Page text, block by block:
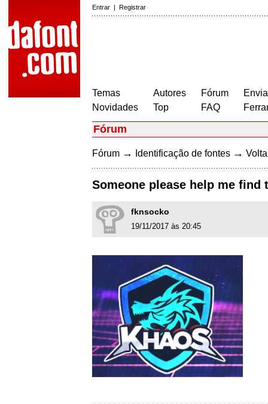
Entrar | Registrar
Temas
Novidades
Autores
Top
Fórum
FAQ
Fórum
Fórum → Identificação de fontes →
Someone please help me find
fknsocko
19/11/2017 às 20:45